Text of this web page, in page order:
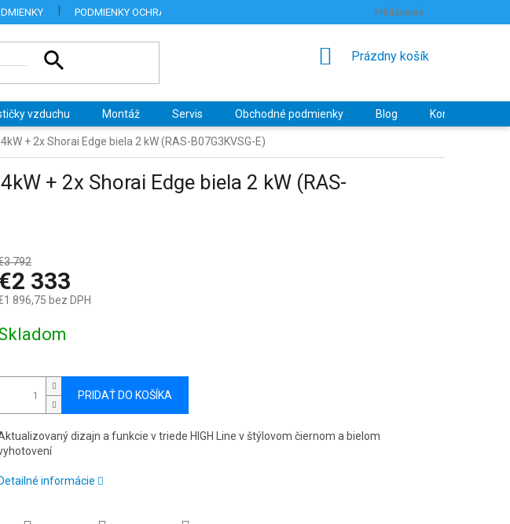
PODMIENKY OCHRANY OSOBNÝCH ÚDAJOV HODNOTENIE OBCHODU
Prihlásenie
NÁKUPNÝ
Prázdny košík
vzduchu Montáž Servis Obchodné podmienky Blog Kontakty
+ 2x Shorai Edge biela 2 kW (RAS-B07G3KVSG-E)
+ 2x Shorai Edge biela 2 kW (RAS-
792
333
896,75 bez DPH
PRIDAŤ DO KOŠÍKA
dizajn a funkcie v triede HIGH Line v štýlovom čiernom a bielom
Detailné informácie